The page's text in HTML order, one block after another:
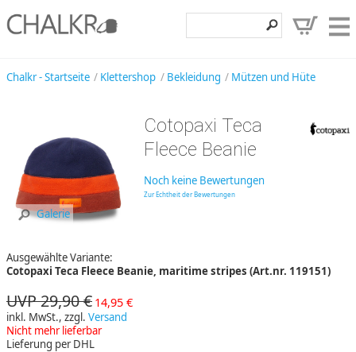
Klettershop
Entdecken
Chalkr - Startseite Klettershop Bekleidung Mützen und Hüte
Galerie
Cotopaxi Teca
Fleece Beanie
Noch keine Bewertungen
Zur Echtheit der Bewertungen
Ausgewählte Variante:
Cotopaxi Teca Fleece Beanie, maritime stripes (Art.nr. 119151)
UVP 29,90 € 14,95 €
inkl. MwSt., zzgl. Versand
Nicht mehr lieferbar
Lieferung per DHL